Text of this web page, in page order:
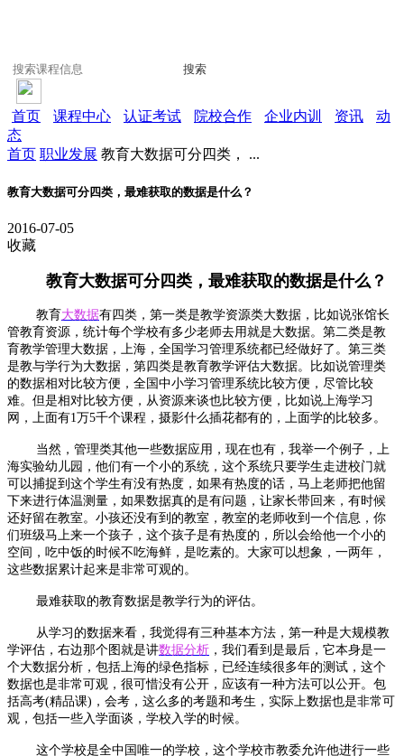
搜索
首页 课程中心 认证考试 院校合作 企业内训 资讯
动
态
首页 职业发展 教育大数据可分四类， ...
教育大数据可分四类，最难获取的数据是什么？
2016-07-05
收藏
教育大数据可分四类，最难获取的数据是什么？
教育大数据有四类，第一类是教学资源类大数据，比如说张馆长
管教育资源，统计每个学校有多少老师去用就是大数据。第二类是教
育教学管理大数据，上海，全国学习管理系统都已经做好了。第三类
是教与学行为大数据，第四类是教育教学评估大数据。比如说管理类
的数据相对比较方便，全国中小学习管理系统比较方便，尽管比较
难。但是相对比较方便，从资源来谈也比较方便，比如说上海学习
网，上面有1万5千个课程，摄影什么插花都有的，上面学的比较多。
当然，管理类其他一些数据应用，现在也有，我举一个例子，上
海实验幼儿园，他们有一个小的系统，这个系统只要学生走进校门就
可以捕捉到这个学生有没有热度，如果有热度的话，马上老师把他留
下来进行体温测量，如果数据真的是有问题，让家长带回来，有时候
还好留在教室。小孩还没有到的教室，教室的老师收到一个信息，你
们班级马上来一个孩子，这个孩子是有热度的，所以会给他一个小的
空间，吃中饭的时候不吃海鲜，是吃素的。大家可以想象，一两年，
这些数据累计起来是非常可观的。
最难获取的教育数据是教学行为的评估。
从学习的数据来看，我觉得有三种基本方法，第一种是大规模教
学评估，右边那个图就是讲数据分析 ，我们看到是最后，它本身是一
个大数据分析，包括上海的绿色指标，已经连续很多年的测试，这个
数据也是非常可观，很可惜没有公开，应该有一种方法可以公开。包
括高考(精品课)，会考，这么多的考题和考生，实际上数据也是非常可
观，包括一些入学面谈，学校入学的时候。
这个学校是全中国唯一的学校，这个学校市教委允许他进行一些